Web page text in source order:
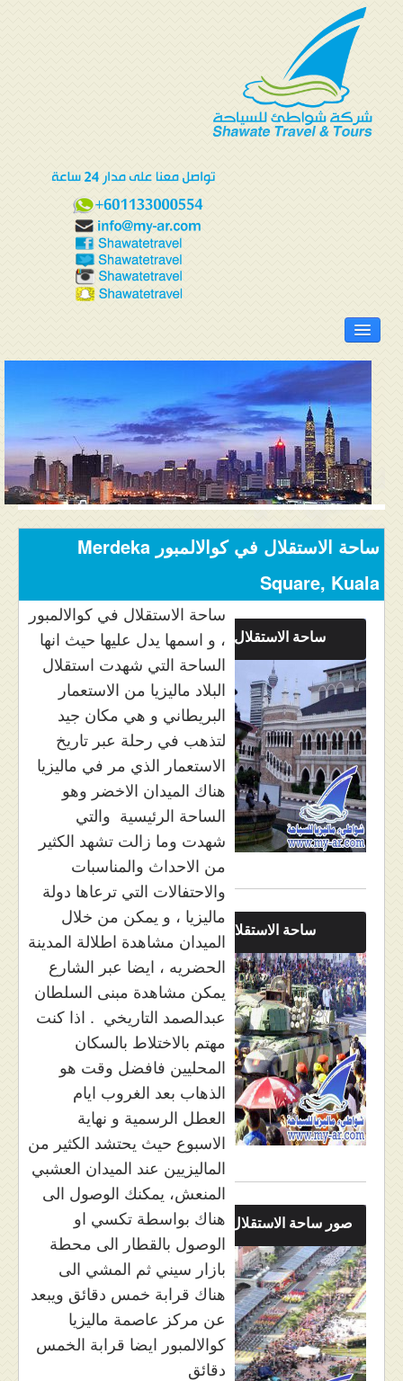
الرئيسية
المنتدى
دليل ماليزيا
فنادق ماليزيا
الاماكن السياحية ماليزيا
كيفية الحجز
من نحن
ساحة الاستقلال في كوالالمبور Merdeka
Square, Kuala
ساحة الاستقلال في كوالالمبور
، و اسمها يدل عليها حيث انها
الساحة التي شهدت استقلال
البلاد ماليزيا من الاستعمار
البريطاني و هي مكان جيد
لتذهب في رحلة عبر تاريخ
الاستعمار الذي مر في ماليزيا
هناك الميدان الاخضر وهو
الساحة الرئيسية والتي
شهدت وما زالت تشهد الكثير
من الاحداث والمناسبات
والاحتفالات التي ترعاها دولة
ماليزيا ، و يمكن من خلال
الميدان مشاهدة اطلالة المدينة
الحضريه ، ايضا عبر الشارع
يمكن مشاهدة مبنى السلطان
عبدالصمد التاريخي . اذا كنت
مهتم بالاختلاط بالسكان
المحليين فافضل وقت هو
الذهاب بعد الغروب ايام
العطل الرسمية و نهاية
الاسبوع حيث يحتشد الكثير من
الماليزيين عند الميدان العشبي
المنعش، يمكنك الوصول الى
هناك بواسطة تكسي او
الوصول بالقطار الى محطة
بازار سيني ثم المشي الى
هناك قرابة خمس دقائق ويبعد
عن مركز عاصمة ماليزيا
كوالالمبور ايضا قرابة الخمس
دقائق
ساحة الاستقلال كوالالمبور
ساحة الاستقلال ماليزيا
صور ساحة الاستقلال في كوالالمبور